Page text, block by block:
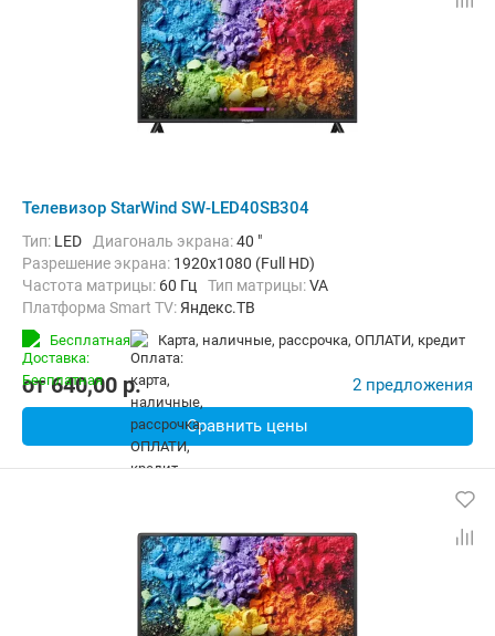
Телевизор StarWind SW-LED40SB304
Тип: LED Диагональ экрана:40 "
Разрешение экрана: 1920x1080 (Full HD)
Частота матрицы: 60 Гц Тип матрицы:VA
Платформа Smart TV: Яндекс.ТВ
Беспроводные интерфейсы:
Бесплатная карта, наличные, рассрочка, ОПЛАТИ, кредит
от640,00 p. 2 предложения
Сравнить цены